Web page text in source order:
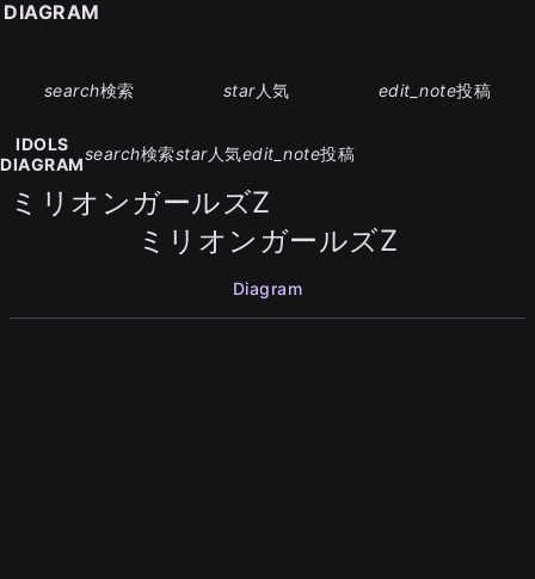
search検索 star人気 edit_note投稿
IDOLS
DIAGRAM
search検索star人気edit_note投稿
ミリオンガールズZ
ミリオンガールズZ
Diagram